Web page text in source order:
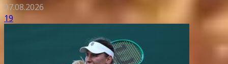
07.08.2026
19